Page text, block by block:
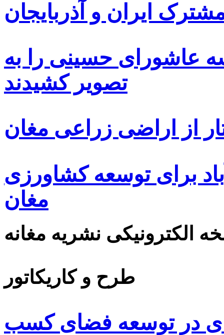
ایران و آذربایجان
عاشورای حسینی را به
تصویر کشیدند
از اراضی زراعی مغان
برای توسعه کشاورزی
مغان
الکترونیکی نشریه مغانه
طرح و کاریکاتور
در توسعه فضای کسب